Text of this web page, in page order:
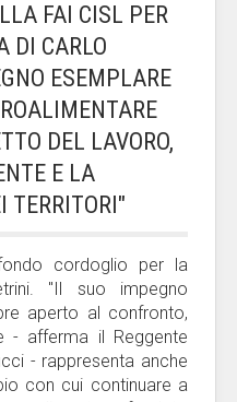
FAI CISL PER
DI CARLO
ESEMPLARE
DEL LAVORO,
E LA
TERRITORI"
cordoglio per la
"Il suo impegno
aperto al confronto,
- afferma il Reggente
- rappresenta anche
con cui continuare a